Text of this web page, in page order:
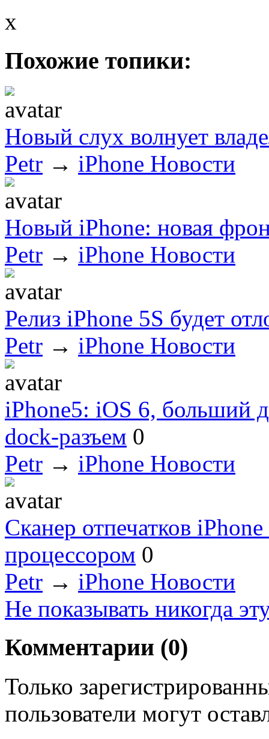
x
Похожие топики:
Новый слух волнует
Petr → iPhone Новости
Новый iPhone: новая
Petr → iPhone Новости
Релиз iPhone 5S будет
Petr → iPhone Новости
iPhone5: iOS 6, больший
dock-разъем 0
Petr → iPhone Новости
Сканер отпечатков
процессором 0
Petr → iPhone Новости
Не показывать никогда
Комментарии (0)
Только
пользователи могут